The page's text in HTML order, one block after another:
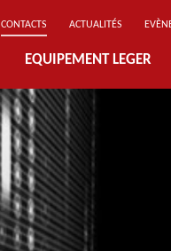
CONTACTS ACTUALITÉS
EQUIPEMENT LEGER